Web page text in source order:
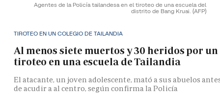
Agentes de la Policía tailandesa en el tiroteo de una escuela del
distrito de Bang Kruai. (AFP)
TIROTEO EN UN COLEGIO DE TAILANDIA
Al menos siete muertos y 30 heridos por un
tiroteo en una escuela de Tailandia
El atacante, un joven adolescente, mató a sus abuelos
de acudir a al centro, según confirma la Policía